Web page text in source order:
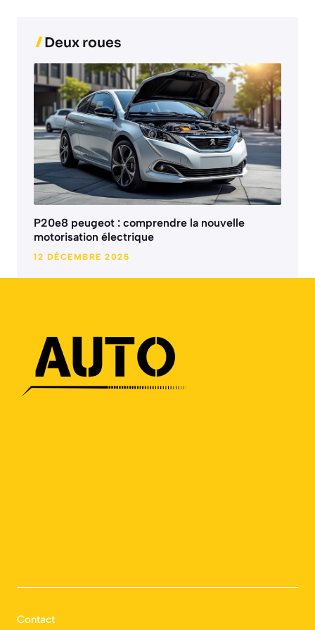
Deux roues
P20e8 peugeot : comprendre la nouvelle
motorisation électrique
12 DÉCEMBRE 2025
Contact